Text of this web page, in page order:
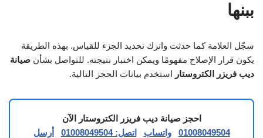
ببنها
سجّل العلامة كما حدثت واترك تحديد الجزء للقياس. بهذه الطريقة
يكون قرار الإصلاح مفهومًا ويمكن اختبار نتيجته. للتواصل بشأن صيانة
ديب فريزر الكتروستار استخدم بيانات الحجز التالية.
احجز صيانة ديب فريزر الكتروستار الآن
01008049504
واتساب اتصل: 01008049504
أرسل